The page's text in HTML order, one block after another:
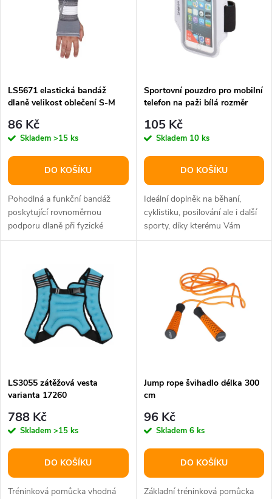
p
r
o
d
u
s
p
r
o
d
u
LS5671 elastická bandáž
dlaně velikost oblečení S-M
86 Kč
Skladem >15 ks
DO KOŠÍKU
Pohodlná a funkční bandáž
poskytující rovnoměrnou
podporu dlaně při fyzické
zátěži.
Sportovní pouzdro pro mobilní
telefon na paži bílá rozměr
105 Kč
Skladem 10 ks
DO KOŠÍKU
Ideální doplněk na běhaní,
cyklistiku, posilování ale i další
sporty, díky kterému Vám
nebude telefon překážet a...
LS3055 zátěžová vesta
varianta 17260
788 Kč
Skladem >15 ks
DO KOŠÍKU
Tréninková pomůcka vhodná
Jump rope švihadlo délka 300
cm
96 Kč
Skladem 6 ks
DO KOŠÍKU
Základní tréninková pomůcka